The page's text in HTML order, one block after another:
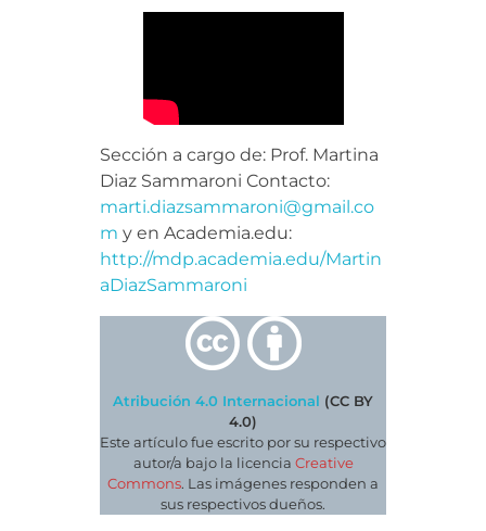
Sección a cargo de: Prof. Martina
Diaz Sammaroni Contacto:
marti.diazsammaroni@gmail.co
m y en Academia.edu:
http://mdp.academia.edu/Martin
aDiazSammaroni
Atribución 4.0 Internacional (CC BY
4.0)
Este artículo fue escrito por su respectivo
autor/a bajo la licencia Creative
Commons. Las imágenes responden a
sus respectivos dueños.